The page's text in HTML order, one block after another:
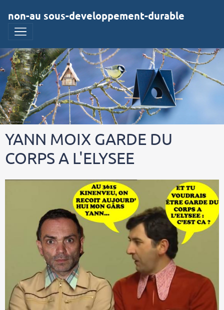
non-au sous-developpement-durable
YANN MOIX GARDE DU
CORPS A L'ELYSEE